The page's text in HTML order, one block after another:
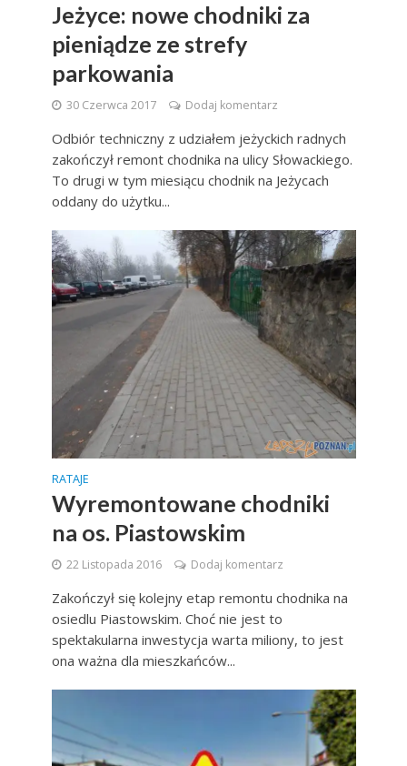
Jeżyce: nowe chodniki za
pieniądze ze strefy
parkowania
30 Czerwca 2017 Dodaj komentarz
Odbiór techniczny z udziałem jeżyckich radnych
zakończył remont chodnika na ulicy Słowackiego.
To drugi w tym miesiącu chodnik na Jeżycach
oddany do użytku...
RATAJE
Wyremontowane chodniki
na os. Piastowskim
22 Listopada 2016 Dodaj komentarz
Zakończył się kolejny etap remontu chodnika na
osiedlu Piastowskim. Choć nie jest to
spektakularna inwestycja warta miliony, to jest
ona ważna dla mieszkańców...